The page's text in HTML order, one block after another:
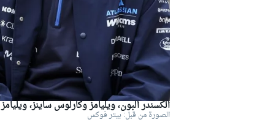
دبليو آر سي
ألكسندر ألبون، ويليامز وكارلوس ساينز، ويليامز
الصورة من قبل: بيتر فوكس